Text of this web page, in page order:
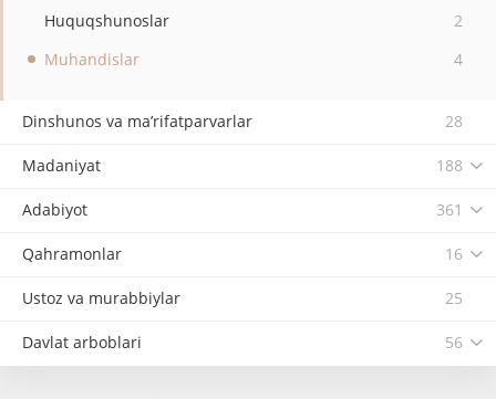
Huquqshunoslar
2
Muhandislar
4
Dinshunos va ma’rifatparvarlar 28
Madaniyat 188
Adabiyot 361
Qahramonlar 16
Ustoz va murabbiylar 25
Davlat arboblari 56